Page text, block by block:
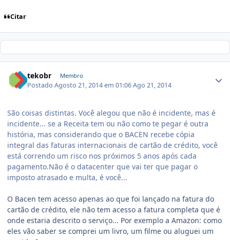
Citar
tekobr Membro
PostadoAgosto 21, 2014 em 01:06Ago 21, 2014
São coisas distintas. Você alegou que não é incidente, mas é
incidente... se a Receita tem ou não como te pegar é outra
história, mas considerando que o BACEN recebe cópia
integral das faturas internacionais de cartão de crédito, você
está correndo um risco nos próximos 5 anos após cada
pagamento.Não é o datacenter que vai ter que pagar o
imposto atrasado e multa, é você...
O Bacen tem acesso apenas ao que foi lançado na fatura do
cartão de crédito, ele não tem acesso a fatura completa que é
onde estaria descrito o serviço... Por exemplo a Amazon: como
eles vão saber se comprei um livro, um filme ou aluguei um